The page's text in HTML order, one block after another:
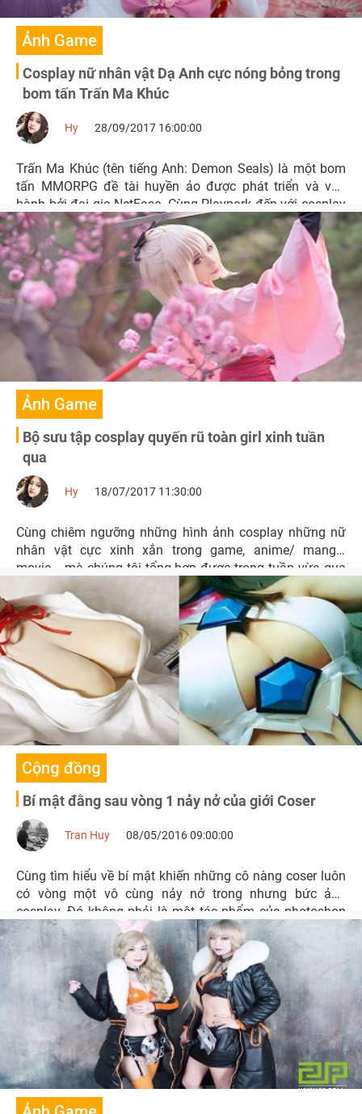
Ảnh Game
Cosplay nữ nhân vật Dạ Anh cực nóng bỏng trong
bom tấn Trấn Ma Khúc
Hy 28/09/2017 16:00:00
Trấn Ma Khúc (tên tiếng Anh: Demon Seals) là một bom
tấn MMORPG đề tài huyền ảo được phát triển và vận
hành bởi đại gia NetEase. Cùng Playpark đến với cosplay
nàng Dạ Anh nóng bỏng mắt trong siêu phẩm này nhé!
Ảnh Game
Bộ sưu tập cosplay quyến rũ toàn girl xinh tuần
qua
Hy 18/07/2017 11:30:00
Cùng chiêm ngưỡng những hình ảnh cosplay những nữ
nhân vật cực xinh xắn trong game, anime/ manga,
movie... mà chúng tôi tổng hợp được trong tuần vừa qua
Cộng đồng
Bí mật đằng sau vòng 1 nảy nở của giới Coser
Tran Huy 08/05/2016 09:00:00
Cùng tìm hiểu về bí mật khiến những cô nàng coser luôn
có vòng một vô cùng nảy nở trong nhưng bức ảnh
cosplay. Đó không phải là một tác phẩm của photoshop
đâu.